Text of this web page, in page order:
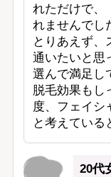
れただけで、
れませんでし
とりあえず、
通いたいと思
選んで満足し
脱毛効果もし
度、フェイシ
20代